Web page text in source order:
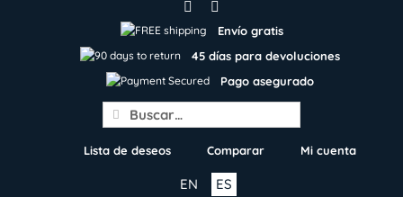
Envío gratis
45 días para devoluciones
Pago asegurado
Search
for:
Lista de deseos Comparar Mi cuenta
ES
EN